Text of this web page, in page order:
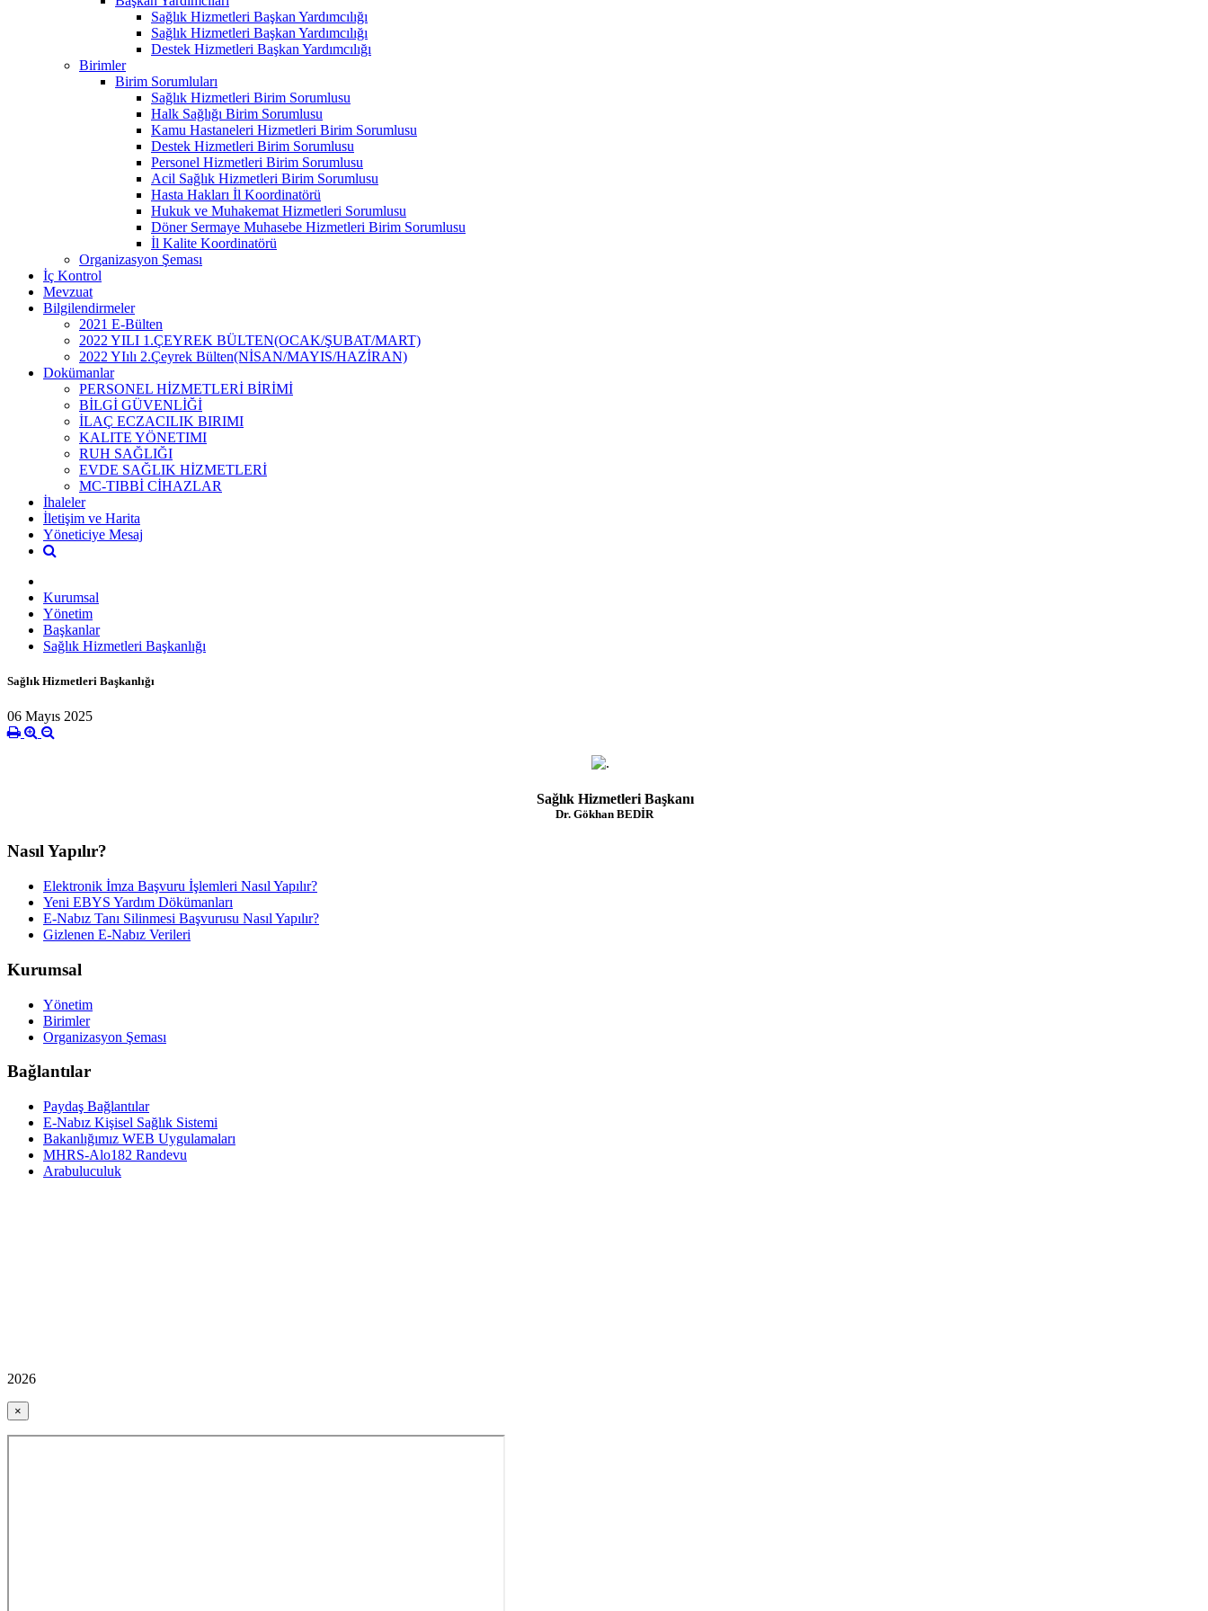
Sağlık Hizmetleri Başkan Yardımcılığı
Sağlık Hizmetleri Başkan Yardımcılığı
Destek Hizmetleri Başkan Yardımcılığı
Birimler
Birim Sorumluları
Sağlık Hizmetleri Birim Sorumlusu
Halk Sağlığı Birim Sorumlusu
Kamu Hastaneleri Hizmetleri Birim Sorumlusu
Destek Hizmetleri Birim Sorumlusu
Personel Hizmetleri Birim Sorumlusu
Acil Sağlık Hizmetleri Birim Sorumlusu
Hasta Hakları İl Koordinatörü
Hukuk ve Muhakemat Hizmetleri Sorumlusu
Döner Sermaye Muhasebe Hizmetleri Birim Sorumlusu
İl Kalite Koordinatörü
Organizasyon Şeması
İç Kontrol
Mevzuat
Bilgilendirmeler
2021 E-Bülten
2022 YILI 1.ÇEYREK BÜLTEN(OCAK/ŞUBAT/MART)
2022 YIılı 2.Çeyrek Bülten(NİSAN/MAYIS/HAZİRAN)
Dokümanlar
PERSONEL HİZMETLERİ BİRİMİ
BİLGİ GÜVENLİĞİ
İLAÇ ECZACILIK BIRIMI
KALITE YÖNETIMI
RUH SAĞLIĞI
EVDE SAĞLIK HİZMETLERİ
MC-TIBBİ CİHAZLAR
İhaleler
İletişim ve Harita
Yöneticiye Mesaj
Kurumsal
Yönetim
Başkanlar
Sağlık Hizmetleri Başkanlığı
Sağlık Hizmetleri Başkanlığı
06 Mayıs 2025
Sağlık Hizmetleri Başkanı
Dr. Gökhan BEDİR
Nasıl Yapılır?
Elektronik İmza Başvuru İşlemleri Nasıl Yapılır?
Yeni EBYS Yardım Dökümanları
E-Nabız Tanı Silinmesi Başvurusu Nasıl Yapılır?
Gizlenen E-Nabız Verileri
Kurumsal
Yönetim
Birimler
Organizasyon Şeması
Bağlantılar
Paydaş Bağlantılar
E-Nabız Kişisel Sağlık Sistemi
Bakanlığımız WEB Uygulamaları
MHRS-Alo182 Randevu
Arabuluculuk
2026
×